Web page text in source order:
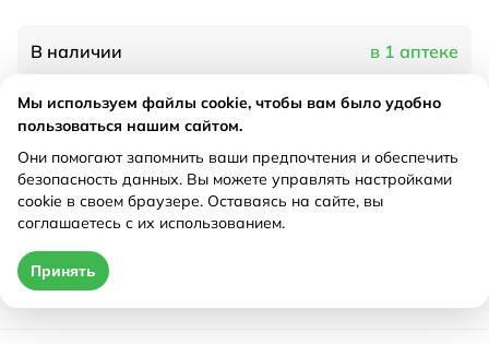
В наличии в 1 аптеке
Характеристики
Рецепт Не требуется
от 1 599,36 ₽
Мы используем файлы cookie, чтобы вам было удобно
пользоваться нашим сайтом.
Они помогают запомнить ваши предпочтения и обеспечить
безопасность данных. Вы можете управлять настройками
cookie в своем браузере. Оставаясь на сайте, вы
соглашаетесь с их использованием.
Принять